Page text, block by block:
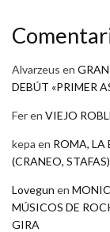
Alvarzeus en
DEBÚT «PRIMER
Feren VIEJO
kepa en ROMA, LA
(CRANEO,
Lovegun en
MÚSICOS DE
GIRA